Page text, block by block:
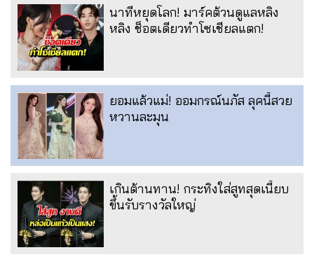
นาทีหยุดโลก! มาร์คต้วนดูแลหลิง
หลิง ช็อตเดียวทำโซเชียลแตก!
ยอมแล้วแม่! ออมกรณ์นภัส ลุคนี้สวย
หวานละมุน
เกินต้านทาน! กระทิงใส่สูทสุดเนี้ยบ
ขึ้นรับรางวัลใหญ่